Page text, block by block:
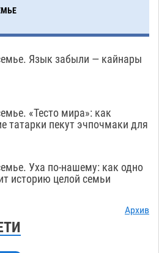
волонтер из Астрахани
08.08 575
дорогу вне
колеса авто в Астрахани
помог подростку
за честный труд
астраханские
проиграли пермякам
диаспоры в Астрахани
Язык забыли — кайнары
«Тесто мира»: как
татарки пекут эчпочмаки для
Уха по-нашему: как одно
историю целой семьи
Архив